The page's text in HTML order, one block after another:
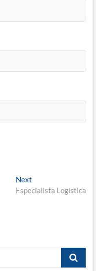
Next
post:
Especialista Logística
Busca